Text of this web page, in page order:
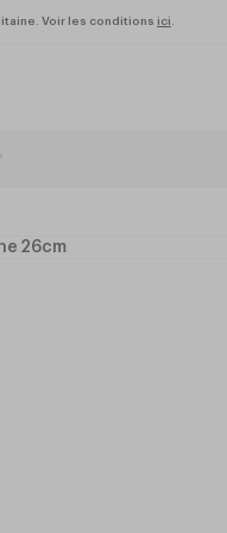
Voir les conditions ici .